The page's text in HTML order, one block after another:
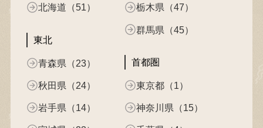
北海道（51）
東北
青森県（23）
秋田県（24）
岩手県（14）
栃木県（47）
群馬県（45）
首都圏
東京都（1）
神奈川県（15）